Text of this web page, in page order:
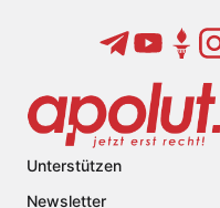
Unterstützen
Newsletter